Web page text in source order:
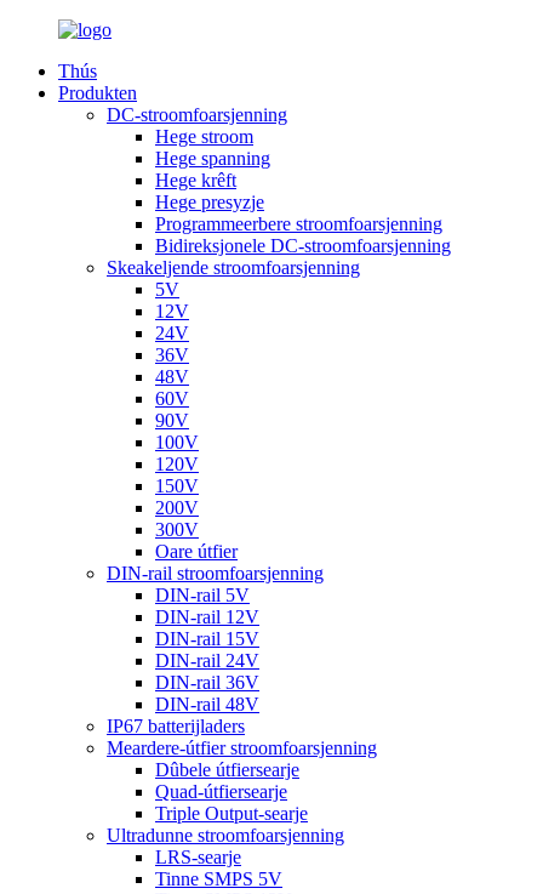
Thús
Produkten
DC-stroomfoarsjenning
Hege stroom
Hege spanning
Hege krêft
Hege presyzje
Programmeerbere stroomfoarsjenning
Bidireksjonele DC-stroomfoarsjenning
Skeakeljende stroomfoarsjenning
5V
12V
24V
36V
48V
60V
90V
100V
120V
150V
200V
300V
Oare útfier
DIN-rail stroomfoarsjenning
DIN-rail 5V
DIN-rail 12V
DIN-rail 15V
DIN-rail 24V
DIN-rail 36V
DIN-rail 48V
IP67 batterijladers
Meardere-útfier stroomfoarsjenning
Dûbele útfiersearje
Quad-útfiersearje
Triple Output-searje
Ultradunne stroomfoarsjenning
LRS-searje
Tinne SMPS 5V